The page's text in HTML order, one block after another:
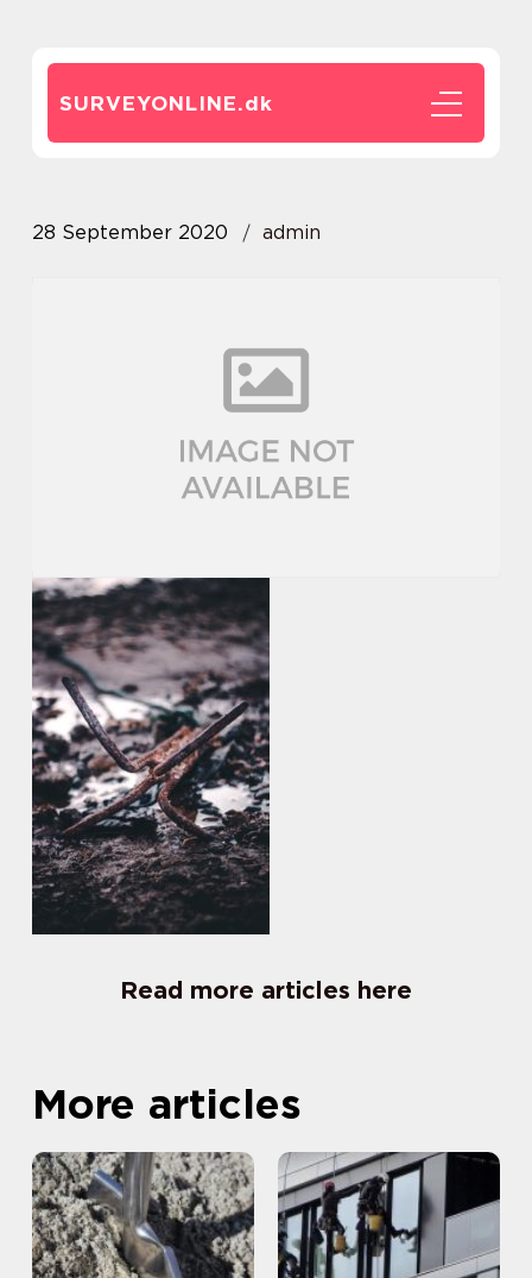
SURVEYONLINE.dk
28 September 2020 admin
Read more articles here
More articles